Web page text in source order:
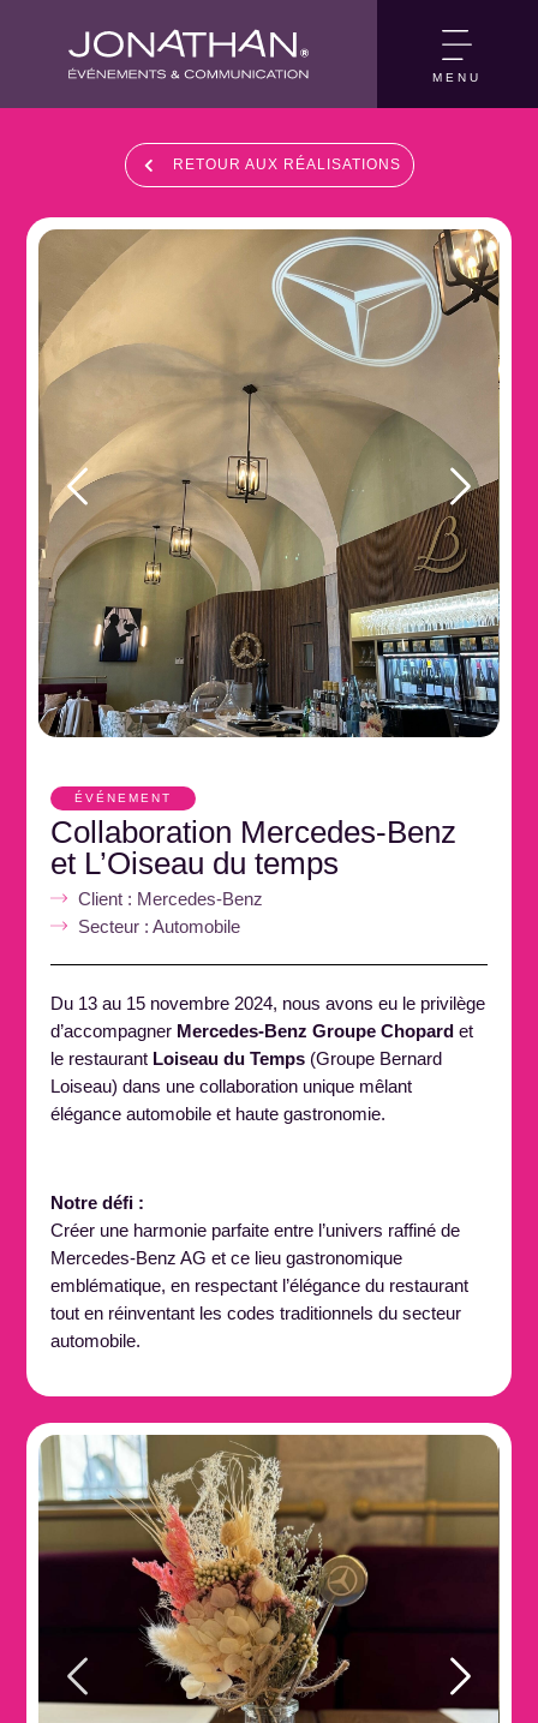
MENU
RETOUR AUX RÉALISATIONS
ÉVÉNEMENT
Collaboration Mercedes-Benz
et L’Oiseau du temps
Client : Mercedes-Benz
Secteur : Automobile
Du 13 au 15 novembre 2024, nous avons eu le privilège
d’accompagner Mercedes-Benz Groupe Chopard et
le restaurant Loiseau du Temps (Groupe Bernard
Loiseau) dans une collaboration unique mêlant
élégance automobile et haute gastronomie.
Notre défi :
Créer une harmonie parfaite entre l’univers raffiné de
Mercedes-Benz AG et ce lieu gastronomique
emblématique, en respectant l’élégance du restaurant
tout en réinventant les codes traditionnels du secteur
automobile.